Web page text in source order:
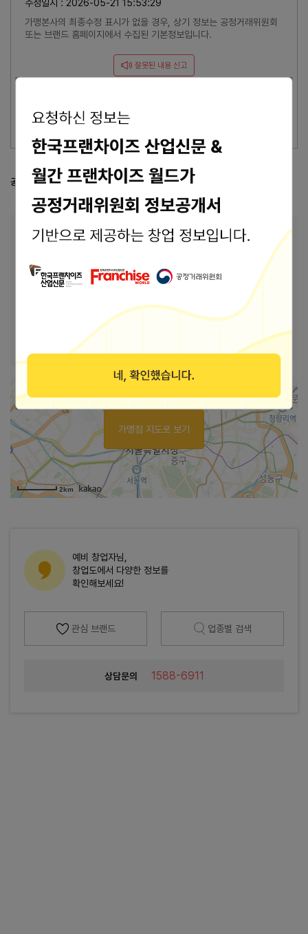
수정일시 : 2026-05-21 15:53:29
가맹본사의 최종수정 표시가 없을 경우, 상기 정보는 공정거래위원회
또는 브랜드 홈페이지에서 수집된 기본정보입니다.
잘못된 내용 신고
브랜드 관리 바로가기 >
공정거래위원회 등록 정보 공정위 정보공개서 열람
본사 안내
07807 서울특별시 강서구 공항대로 168 1108
바로가기
바로가기
2km
가맹점 지도로 보기
예비 창업자님,
창업도에서 다양한 정보를
확인해보세요!
관심 브랜드 업종별 검색
상담문의 1588-6911